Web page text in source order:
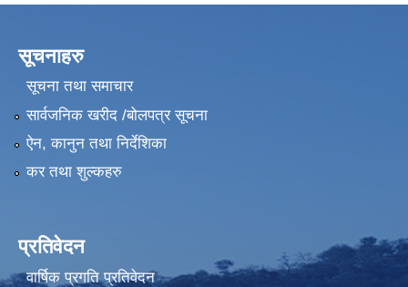
सूचनाहरु
सूचना तथा समाचार
सार्वजनिक खरीद /बोलपत्र सूचना
ऐन, कानुन तथा निर्देशिका
कर तथा शुल्कहरु
प्रतिवेदन
वार्षिक प्रगति प्रतिवेदन